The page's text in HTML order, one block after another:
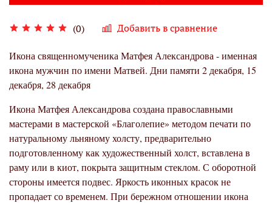
(0) Добавить в сравнение
Икона священномученика Матфея Александрова - именная
икона мужчин по имени Матвей. Дни памяти 2 декабря, 15
декабря, 28 декабря
Икона Матфея Александрова создана православными
мастерами в мастерской «Благолепие» методом печати по
натуральному льняному холсту, предварительно
подготовленному как художественный холст, вставлена в
раму или в киот, покрыта защитным стеклом. С оборотной
стороны имеется подвес. Яркость иконных красок не
пропадает со временем. При бережном отношении икона